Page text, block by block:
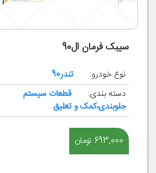
سیبک فرمان ال90
نوع خودرو:
تندر90
دسته بندی:
قطعات سیستم
جلوبندی،کمک و تعلیق
693,000 تومان